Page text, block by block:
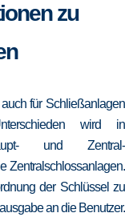
zu
für Schließanlagen
wird in
und Zentral-
Zentralschlossanlagen.
der Schlüssel zu
an die Benutzer.